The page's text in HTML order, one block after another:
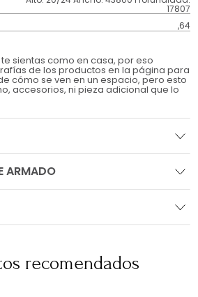
17807
,64
sientas como en casa, por eso
de los productos en la página para
cómo se ven en un espacio, pero esto
accesorios, ni pieza adicional que lo
ARMADO
recomendados